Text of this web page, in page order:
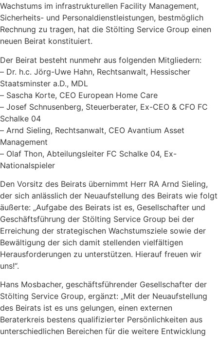
Wachstums im infrastrukturellen Facility Management,
Sicherheits- und Personaldienstleistungen, bestmöglich
Rechnung zu tragen, hat die Stölting Service Group einen
neuen Beirat konstituiert.
Der Beirat besteht nunmehr aus folgenden Mitgliedern:
– Dr. h.c. Jörg-Uwe Hahn, Rechtsanwalt, Hessischer
Staatsminster a.D., MDL
– Sascha Korte, CEO European Home Care
– Josef Schnusenberg, Steuerberater, Ex-CEO & CFO FC
Schalke 04
– Arnd Sieling, Rechtsanwalt, CEO Avantium Asset
Management
– Olaf Thon, Abteilungsleiter FC Schalke 04, Ex-
Nationalspieler
Den Vorsitz des Beirats übernimmt Herr RA Arnd Sieling,
der sich anlässlich der Neuaufstellung des Beirats wie folgt
äußerte: „Aufgabe des Beirats ist es, Gesellschafter und
Geschäftsführung der Stölting Service Group bei der
Erreichung der strategischen Wachstumsziele sowie der
Bewältigung der sich damit stellenden vielfältigen
Herausforderungen zu unterstützen. Hierauf freuen wir
uns!“.
Hans Mosbacher, geschäftsführender Gesellschafter der
Stölting Service Group, ergänzt: „Mit der Neuaufstellung
des Beirats ist es uns gelungen, einen externen
Beraterkreis bestens qualifizierter Persönlichkeiten aus
unterschiedlichen Bereichen für die weitere Entwicklung